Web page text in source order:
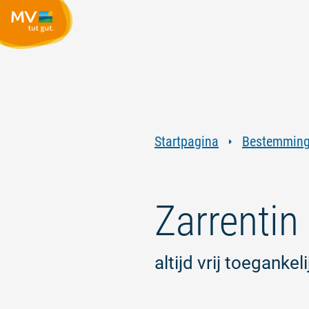
Startpagina
altijd vrij